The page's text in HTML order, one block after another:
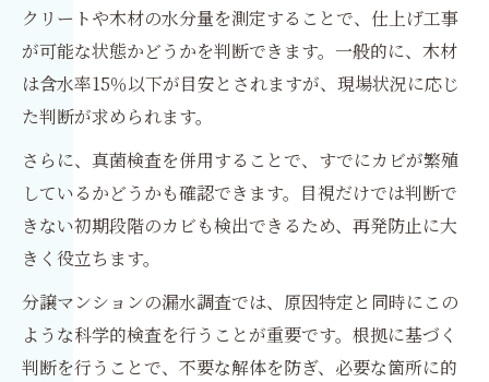
クリートや木材の水分量を測定することで、仕上げ工事
が可能な状態かどうかを判断できます。一般的に、木材
は含水率15％以下が目安とされますが、現場状況に応じ
た判断が求められます。
さらに、真菌検査を併用することで、すでにカビが繁殖
しているかどうかも確認できます。目視だけでは判断で
きない初期段階のカビも検出できるため、再発防止に大
きく役立ちます。
分譲マンションの漏水調査では、原因特定と同時にこの
ような科学的検査を行うことが重要です。根拠に基づく
判断を行うことで、不要な解体を防ぎ、必要な箇所に的